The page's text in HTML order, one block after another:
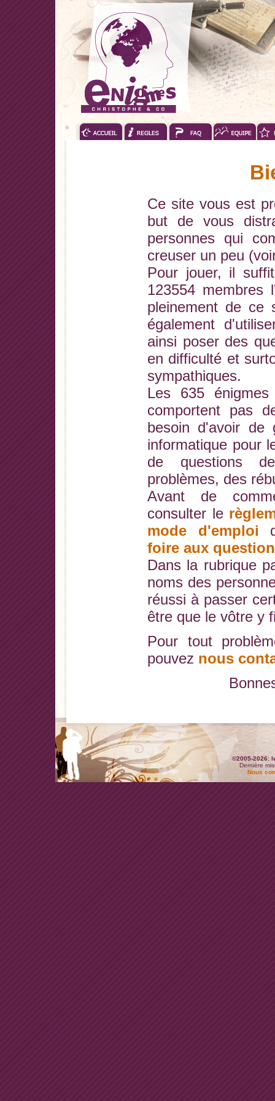
Ce site vous est
but de vous
personnes qui
creuser un peu
Pour jouer, il
123554 membres
pleinement de ce
également
ainsi poser des
en difficulté et
sympathiques.
Les 635
comportent pas
besoin d'avoir de
informatique pour
de questions
problèmes, des
Avant de
consulter le
mode d'emploi
foire aux
Dans la rubrique
noms des
réussi à passer
être que le vôtre y
Pour tout
pouvez nous
©2005-2026:
Dernière
Nous